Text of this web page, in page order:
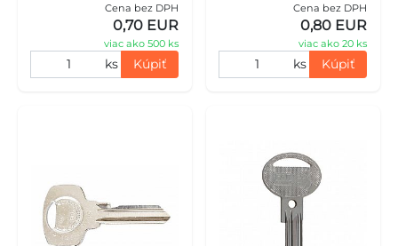
Cena bez DPH
0,70 EUR
viac ako 500 ks
ks Kúpiť
Cena bez DPH
0,80 EUR
viac ako 20 ks
ks Kúpiť